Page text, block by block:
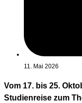
11. Mai 2026
Vom 17. bis 25.
Studienreise zum